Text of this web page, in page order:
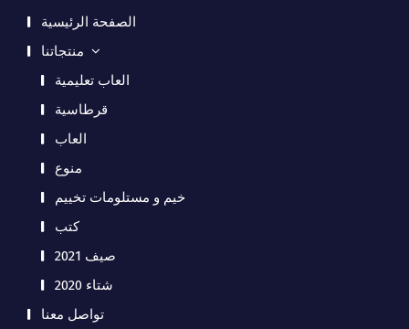
الصفحة الرئيسية
منتجاتنا
العاب تعليمية
قرطاسية
العاب
منوع
خيم و مستلومات تخييم
كتب
صيف 2021
شتاء 2020
تواصل معنا